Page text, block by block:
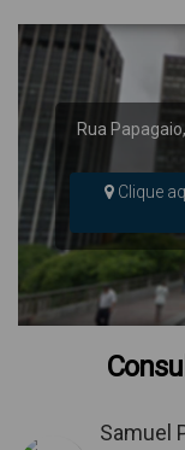
Rua Papagaio,
Clique
Samuel